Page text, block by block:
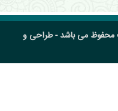
محفوظ می باشد - طراحی و